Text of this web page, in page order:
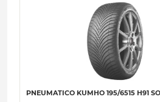
PNEUMATICO KUMHO 195/6515 H91